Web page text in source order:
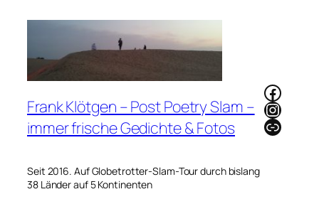
Frank Klötgen – Post Poetry Slam –
immer frische Gedichte & Fotos
Seit 2016. Auf Globetrotter-Slam-Tour durch bislang
38 Länder auf 5 Kontinenten
Link